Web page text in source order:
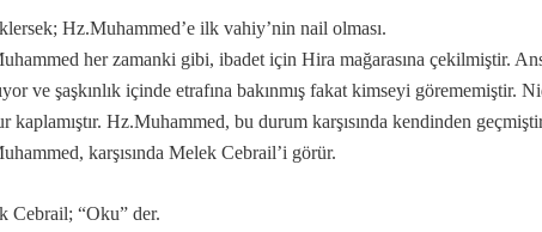
Hz.Muhammed’e ilk vahiy’nin nail olması.
her zamanki gibi, ibadet için Hira mağarasına çekilmiştir.
ve şaşkınlık içinde etrafına bakınmış fakat kimseyi görememiştir.
kaplamıştır. Hz.Muhammed, bu durum karşısında kendinden
karşısında Melek Cebrail’i görür.
Cebrail; “Oku” der.